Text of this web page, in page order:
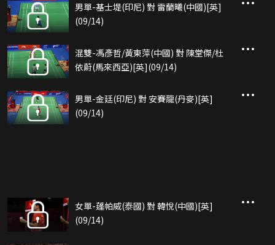
男單-基士堤(印尼) 對 雷蘭曦(中國)[英]
(09/14)
混雙-馮彥哲/黃東萍(中國) 對 陳堂傑/杜
依蔚(馬來西亞)[英](09/14)
男單-金廷(印尼) 對 安賽龍(丹麥)[英]
(09/14)
女單-蓬帕威(泰國) 對 韓悅(中國)[英]
(09/14)